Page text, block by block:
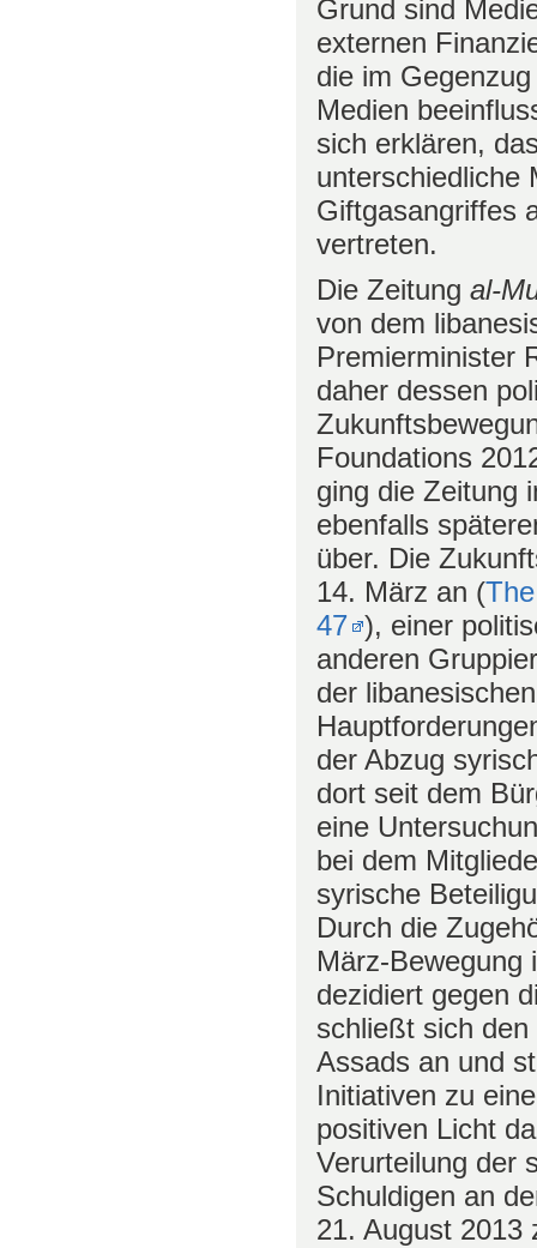
Grund sind
externen
die im
Medien
sich erklären,
unterschiedliche
Giftgasangriffes
vertreten.
Die Zeitung al-
von dem
Premierminister
daher dessen
Foundations
ging die Zeitung
ebenfalls
über. Die
14. März an (
47 ), einer
anderen
der
der Abzug
dort seit dem
eine
bei dem
syrische
Durch die
März-Bewegung
dezidiert gegen
schließt sich
Assads an und
Initiativen zu
positiven Licht
Verurteilung der
Schuldigen an
21. August 2013